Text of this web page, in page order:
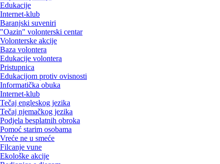
Edukacije
Internet-klub
Baranjski suveniri
"Oazin" volonterski centar
Volonterske akcije
Baza volontera
Edukacije volontera
Pristupnica
Edukacijom protiv ovisnosti
Informatička obuka
Internet-klub
Tečaj engleskog jezika
Tečaj njemačkog jezika
Podjela besplatnih obroka
Pomoć starim osobama
Vreće ne u smeće
Filcanje vune
Ekološke akcije